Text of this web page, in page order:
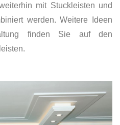
mit Stuckleisten und
werden. Weitere Ideen
finden Sie auf den